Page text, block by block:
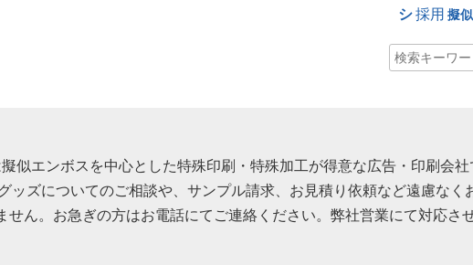
シ採用 擬
似エンボスを中心とした特殊印刷・特殊加工が得意な広告・印刷会社
ッズについてのご相談や、サンプル請求、お見積り依頼など遠慮なく
ん。お急ぎの方はお電話にてご連絡ください。弊社営業にて対応さ